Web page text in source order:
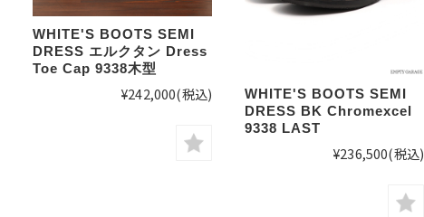
WHITE'S BOOTS SEMI
DRESS エルクタン Dress
Toe Cap 9338木型
¥242,000(税込)
WHITE'S BOOTS SEMI
DRESS BK Chromexcel
9338 LAST
¥236,500(税込)